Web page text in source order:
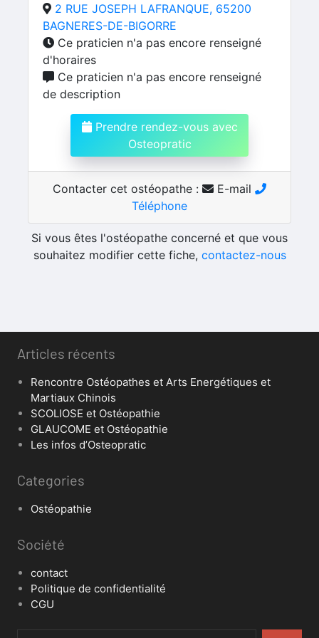
2 RUE JOSEPH LAFRANQUE, 65200
BAGNERES-DE-BIGORRE
Ce praticien n'a pas encore renseigné
d'horaires
Ce praticien n'a pas encore renseigné
de description
Prendre rendez-vous avec
Osteopratic
Contacter cet ostéopathe :
E-mail
Téléphone
Si vous êtes l'ostéopathe concerné et que vous
souhaitez modifier cette fiche, contactez-nous
Articles récents
Rencontre Ostéopathes et Arts Energétiques et
Martiaux Chinois
SCOLIOSE et Ostéopathie
GLAUCOME et Ostéopathie
Les infos d’Osteopratic
Categories
Ostéopathie
Société
contact
Politique de confidentialité
CGU